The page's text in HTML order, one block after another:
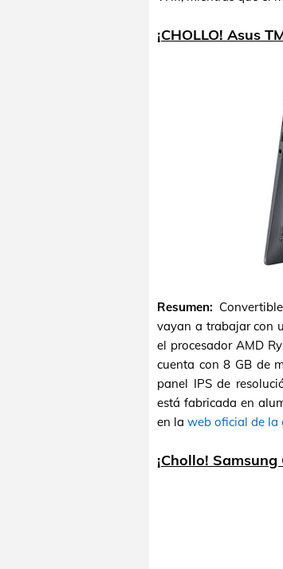
¡CHOLLO! Asus
Resumen:
vayan a trabajar con
el procesador AMD
cuenta con 8 GB de
panel IPS de
está fabricada en
en la web oficial de la
¡Chollo!